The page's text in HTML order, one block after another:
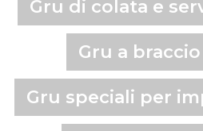
Gru di colata e
Gru a
Gru speciali per